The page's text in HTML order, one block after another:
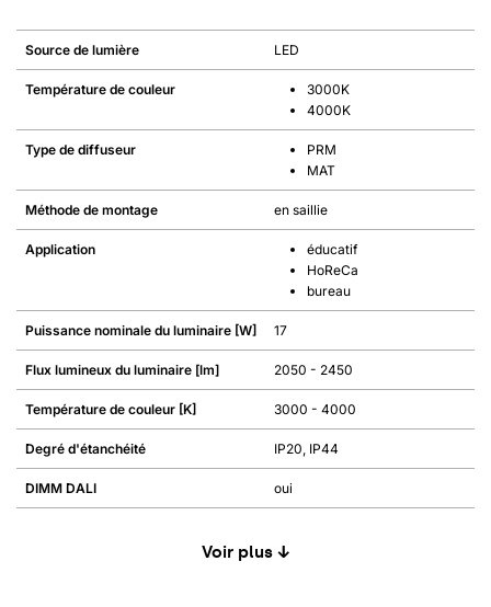
Source de lumière LED
Température de couleur
3000K
4000K
Type de diffuseur
PRM
MAT
Méthode de montage en saillie
Application
éducatif
HoReCa
bureau
Puissance nominale du luminaire [W] 17
Flux lumineux du luminaire [lm] 2050 - 2450
Température de couleur [K] 3000 - 4000
Degré d'étanchéité IP20, IP44
DIMM DALI oui
Voir plus ↓